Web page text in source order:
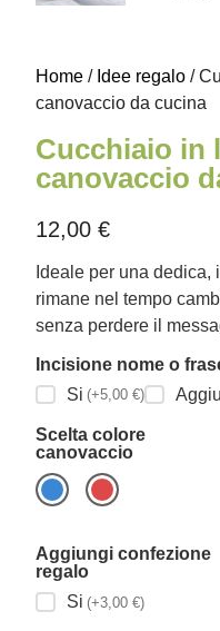
Home / Idee regalo /
canovaccio da cucina
Cucchiaio in
canovaccio
12,00€
Ideale per una
rimane nel tempo
senza perdere il
Incisione nome o
Si (+5,00 €)
Scelta colore
canovaccio
Aggiungi confezione
regalo
Si (+3,00 €)